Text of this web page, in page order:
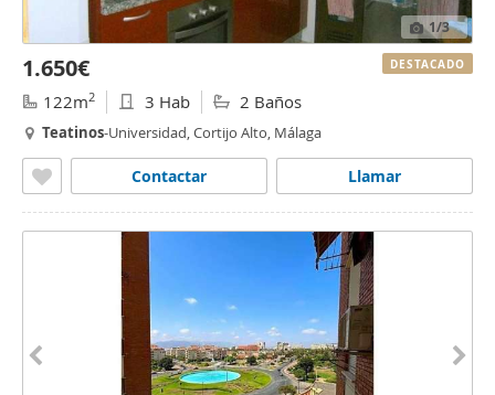
1/3
1.650€
122m2 3 Hab 2 Baños
Teatinos-Universidad, Cortijo Alto, Málaga
Llamar
Contactar
DESTACADO